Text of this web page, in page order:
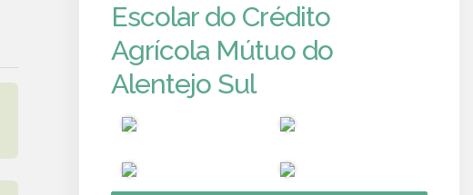
Escolar do Crédito
Agrícola Mútuo do
Alentejo Sul